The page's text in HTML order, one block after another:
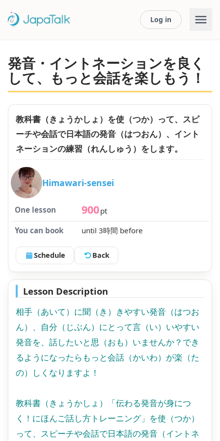
Log in
発音・イントネーションを良く
して、もっと会話を楽しもう！
教科書（きょうかしょ）を使（つか）って、スピ
ーチや会話で日本語の発音（はつおん）、イント
ネーションの練習（れんしゅう）をします。
Himawari-sensei
One lesson 900pt
You can book
until 3時間 before
Schedule Back
Lesson Description
相手（あいて）に聞（き）きやすい発音（はつお
ん）、自分（じぶん）にとって言（い）いやすい
発音を、話したいと思（おも）いませんか？でき
るようになったらもっと会話（かいわ）が楽（た
の）しくなりますよ！
教科書（きょうかしょ）「伝わる発音が身につ
く！にほんご話し方トレーニング」を使（つか）
って、スピーチや会話で日本語の発音（イントネ